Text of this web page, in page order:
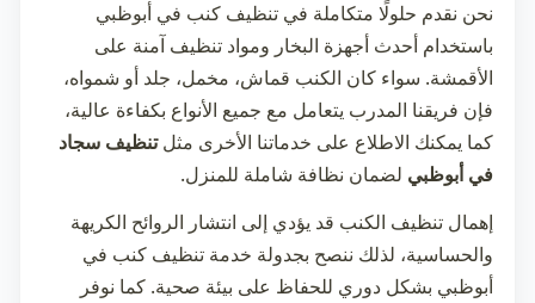
نحن نقدم حلولًا متكاملة في تنظيف كنب في أبوظبي
باستخدام أحدث أجهزة البخار ومواد تنظيف آمنة على
الأقمشة. سواء كان الكنب قماش، مخمل، جلد أو شمواه،
فإن فريقنا المدرب يتعامل مع جميع الأنواع بكفاءة عالية،
كما يمكنك الاطلاع على خدماتنا الأخرى مثلتنظيف سجاد
في أبوظبي لضمان نظافة شاملة للمنزل.
إهمال تنظيف الكنب قد يؤدي إلى انتشار الروائح الكريهة
والحساسية، لذلك ننصح بجدولة خدمة تنظيف كنب في
أبوظبي بشكل دوري للحفاظ على بيئة صحية. كما نوفر